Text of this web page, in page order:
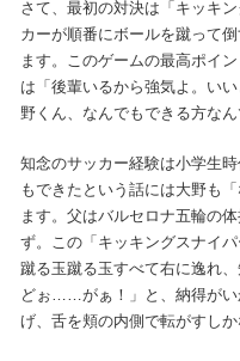
さて、最初の対決は「キッキ
カーが順番にボールを蹴って
ます。このゲームの最高ポイ
は「後輩いるから強気よ。い
野くん、なんでもできる方な
知念のサッカー経験は小学生
もできたという話には大野も
ます。父はバルセロナ五輪の
ず。この「キッキングスナイ
蹴る玉蹴る玉すべて右に逸れ
どぉ……がぁ！」と、納得がい
げ、舌を頬の内側で転がすしか